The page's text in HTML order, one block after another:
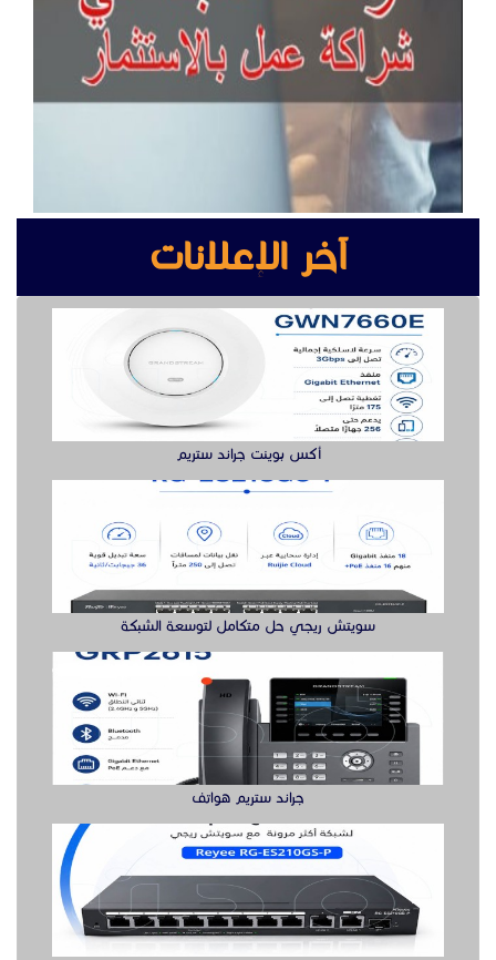
آخر الإعلانات
أكس بوينت جراند ستريم
سويتش ريجي حل متكامل لتوسعة الشبكة
جراند ستريم هواتف